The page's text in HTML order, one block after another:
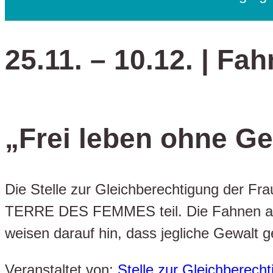
25.11. – 10.12. |
„Frei leben ohne
Die Stelle zur Gleichberechtigung der
TERRE DES FEMMES teil. Die Fahnen
weisen darauf hin, dass jegliche Gewalt